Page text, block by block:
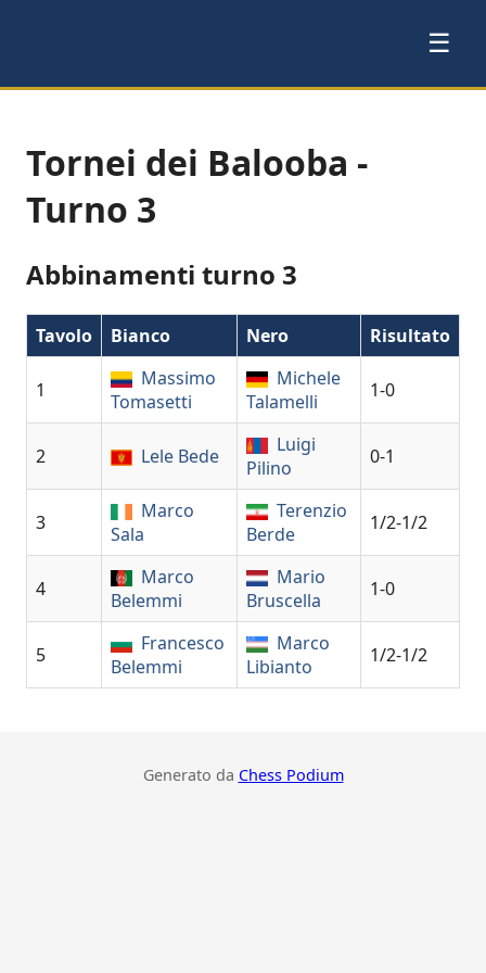
☰
Tornei dei Balooba -
Turno 3
Abbinamenti turno 3
Tavolo Bianco Nero Risultato
1
Massimo
Tomasetti
Michele
Talamelli
1-0
2 Lele Bede
Luigi
Pilino
0-1
3
Marco
Sala
Terenzio
Berde
1/2-1/2
4
Marco
Belemmi
Mario
Bruscella
1-0
5
Francesco
Belemmi
Marco
Libianto
1/2-1/2
Generato da Chess Podium